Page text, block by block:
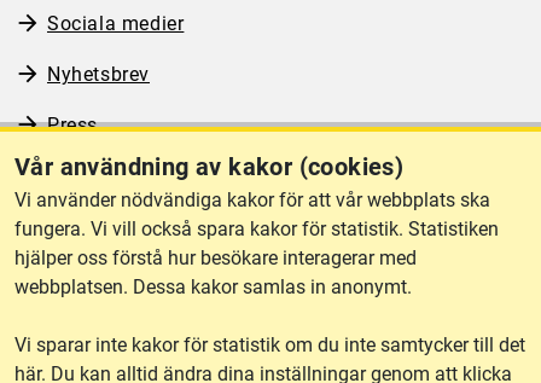
Vår användning av kakor (cookies)
Vi använder nödvändiga kakor för att vår webbplats ska
fungera. Vi vill också spara kakor för statistik. Statistiken
hjälper oss förstå hur besökare interagerar med
webbplatsen. Dessa kakor samlas in anonymt.
Vi sparar inte kakor för statistik om du inte samtycker till det
här. Du kan alltid ändra dina inställningar genom att klicka
Sociala medier
Nyhetsbrev
Press
RSS
Om webbplatsen
Tillgänglighet